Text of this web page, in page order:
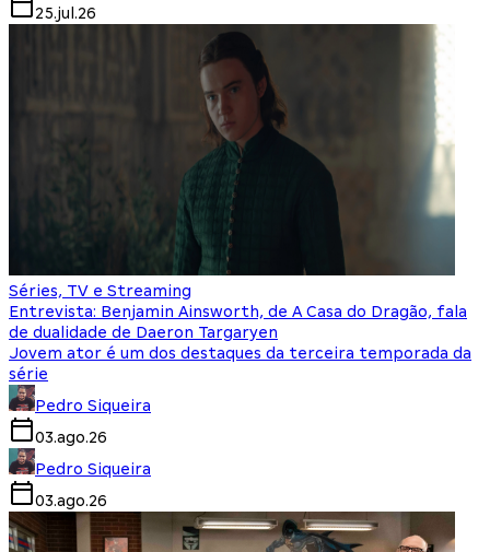
25.jul.26
Séries, TV e Streaming
Entrevista: Benjamin Ainsworth, de A Casa do Dragão, fala
de dualidade de Daeron Targaryen
Jovem ator é um dos destaques da terceira temporada da
série
Pedro Siqueira
03.ago.26
Pedro Siqueira
03.ago.26